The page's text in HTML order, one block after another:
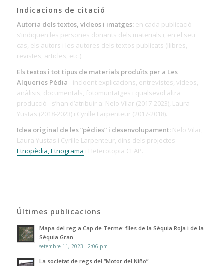
Indicacions de citació
Autoria dels textos, vídeos i imatges:en cada publicació
s’indiquen les persones donants dels materials i, en el seu
cas, els autors i les autores dels textos publicats (llibres,
revistes, articles, etc.).
Els textos i tot tipus de materials produïts per a Les
Alqueries Pèdia –incloent explicacions, entrevistes, vídeos,
anàlisis, documentals, fotomuntatges i qualsevol altra
producció– s’han d’atribuir a: Nelo Vilar (2017-2023), Laura
Yustas (2018-2023) i Cyrille Larpenteur (2017-2018).
Idea original de les “pèdies” i desenvolupament:Nelo Vilar,
Laura Yustas i Cyrille Larpenteur, dins dels projectes
Etnopèdia, Etnograma i Heterotopia CEAP.
Últimes publicacions
Mapa del reg a Cap de Terme: files de la Sèquia Roja i de la
Sèquia Gran
setembre 11, 2023 - 2:06 pm
La societat de regs del “Motor del Niño”